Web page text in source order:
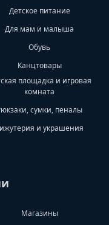
Детское питание
Для мам и малыша
Обувь
Канцтовары
площадка и игровая
комната
сумки, пеналы
и украшения
Магазины